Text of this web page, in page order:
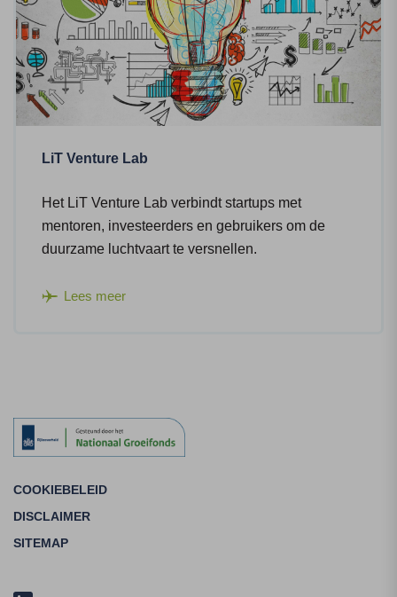
LiT Venture Lab
Het LiT Venture Lab verbindt startups met
mentoren, investeerders en gebruikers om de
duurzame luchtvaart te versnellen.
Lees meer
COOKIEBELEID
DISCLAIMER
SITEMAP